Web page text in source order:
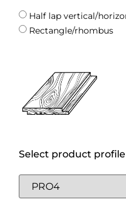
Half lap vertical/
Rectangle/rhombus
Select product